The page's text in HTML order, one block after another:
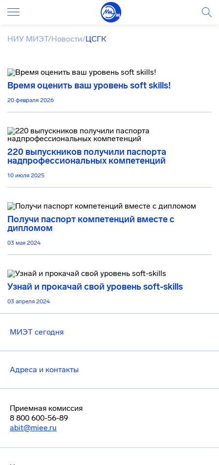
НИУ МИЭТ/Новости/ЦСГК
Время оценить ваш уровень soft skills!
20 февраля 2026
220 выпускников получили паспорта
надпрофессиональных компетенций
10 июля 2025
Получи паспорт компетенций вместе с
дипломом
03 мая 2024
Узнай и прокачай свой уровень soft-skills
03 апреля 2024
МИЭТ сегодня
Адреса и контакты
Приемная комиссия
8 800 600-56-89
abit@miee.ru